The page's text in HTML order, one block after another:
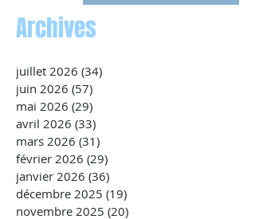
Archives
juillet 2026 (34)
juin 2026 (57)
mai 2026 (29)
avril 2026 (33)
mars 2026 (31)
février 2026 (29)
janvier 2026 (36)
décembre 2025 (19)
novembre 2025 (20)